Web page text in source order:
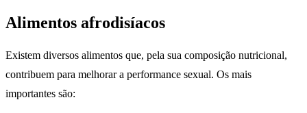
Alimentos afrodisíacos
Existem diversos alimentos que, pela sua composição nutricional,
contribuem para melhorar a performance sexual. Os mais
importantes são: